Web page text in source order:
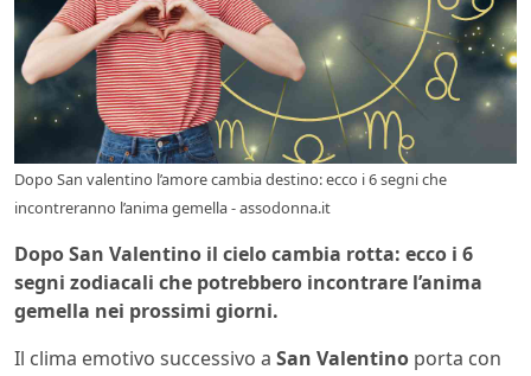
Dopo San valentino l’amore cambia destino: ecco i 6 segni che
incontreranno l’anima gemella - assodonna.it
Dopo San Valentino il cielo cambia rotta: ecco i 6
segni zodiacali che potrebbero incontrare l’anima
gemella nei prossimi giorni.
Il clima emotivo successivo a San Valentino porta con